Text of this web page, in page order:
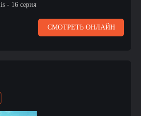
- 16 серия
СМОТРЕТЬ ОНЛАЙН